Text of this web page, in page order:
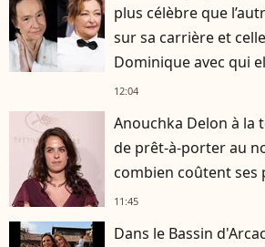
plus célèbre que
sur sa carrière et
Dominique avec qui
12:04
Anouchka Delon à la
de prêt-à-porter au
combien coûtent ses
11:45
Dans le Bassin